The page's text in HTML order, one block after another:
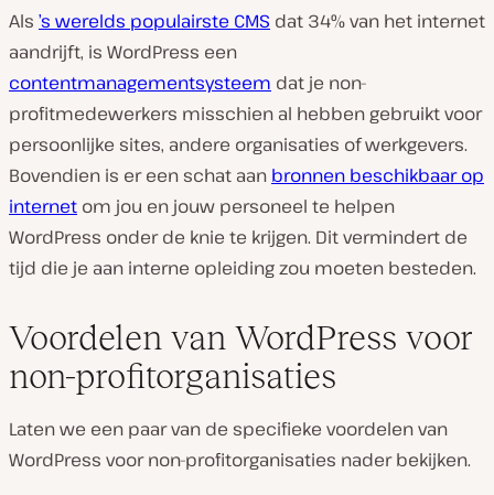
Als ’s werelds populairste CMS dat 34% van het internet
aandrijft, is WordPress een
contentmanagementsysteem dat je non-
profitmedewerkers misschien al hebben gebruikt voor
persoonlijke sites, andere organisaties of werkgevers.
Bovendien is er een schat aan bronnen beschikbaar op
internet om jou en jouw personeel te helpen
WordPress onder de knie te krijgen. Dit vermindert de
tijd die je aan interne opleiding zou moeten besteden.
Voordelen van WordPress voor
non-profitorganisaties
Laten we een paar van de specifieke voordelen van
WordPress voor non-profitorganisaties nader bekijken.